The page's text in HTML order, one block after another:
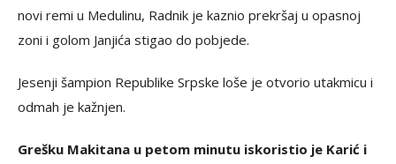
novi remi u Medulinu, Radnik je kaznio prekršaj u opasnoj
zoni i golom Janjića stigao do pobjede.
Jesenji šampion Republike Srpske loše je otvorio utakmicu i
odmah je kažnjen.
Grešku Makitana u petom minutu iskoristio je Karić i